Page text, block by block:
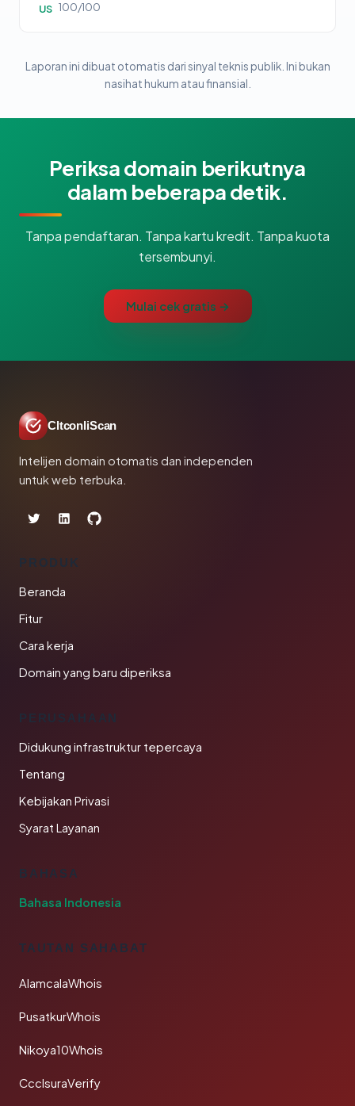
US 100/100
Laporan ini dibuat otomatis dari sinyal teknis publik. Ini bukan
nasihat hukum atau finansial.
Periksa domain berikutnya
dalam beberapa detik.
Tanpa pendaftaran. Tanpa kartu kredit. Tanpa kuota
tersembunyi.
Mulai cek gratis →
CltconliScan
Intelijen domain otomatis dan independen
untuk web terbuka.
PRODUK
Beranda
Fitur
Cara kerja
Domain yang baru diperiksa
PERUSAHAAN
Didukung infrastruktur tepercaya
Tentang
Kebijakan Privasi
Syarat Layanan
BAHASA
Bahasa Indonesia
TAUTAN SAHABAT
AlamcalaWhois
PusatkurWhois
Nikoya10Whois
CcclsuraVerify